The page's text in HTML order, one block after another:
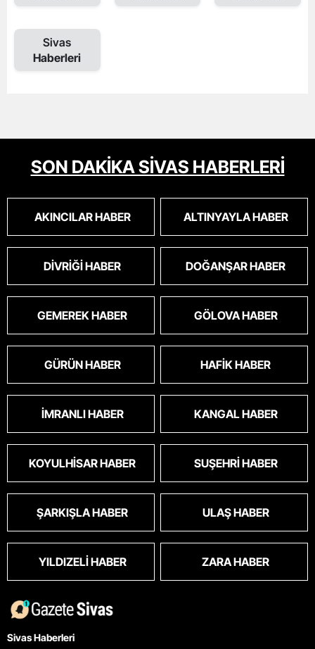
Sivas
Haberleri
SON DAKİKA SİVAS HABERLERİ
AKINCILAR HABER ALTINYAYLA HABER
DIVRIĞI HABER DOĞANŞAR HABER
GEMEREK HABER GÖLOVA HABER
GÜRÜN HABER HAFIK HABER
İMRANLI HABER KANGAL HABER
KOYULHISAR HABER SUŞEHRI HABER
ŞARKIŞLA HABER ULAŞ HABER
YILDIZELI HABER ZARA HABER
Sivas Haberleri